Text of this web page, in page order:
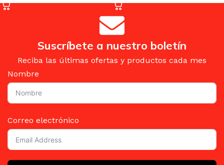
Suscríbete a nuestro boletín
Reciba las últimas ofertas y productos cada mes
Nombre
Correo electrónico